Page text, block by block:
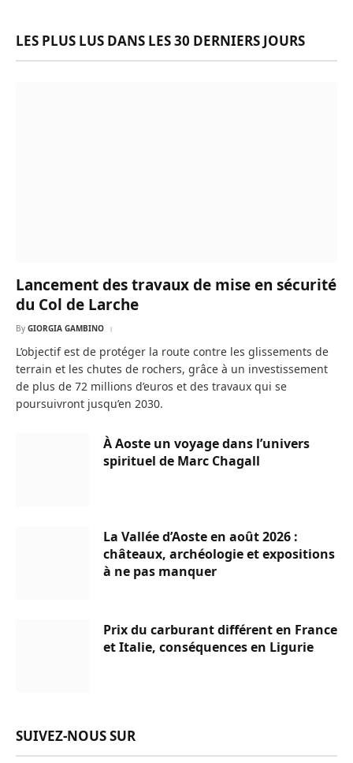
LES PLUS LUS DANS LES 30 DERNIERS JOURS
Lancement des travaux de mise en sécurité
du Col de Larche
By GIORGIA GAMBINO
L’objectif est de protéger la route contre les glissements de
terrain et les chutes de rochers, grâce à un investissement
de plus de 72 millions d’euros et des travaux qui se
poursuivront jusqu’en 2030.
À Aoste un voyage dans l’univers
spirituel de Marc Chagall
La Vallée d’Aoste en août 2026 :
châteaux, archéologie et expositions
à ne pas manquer
Prix du carburant différent en France
et Italie, conséquences en Ligurie
SUIVEZ-NOUS SUR